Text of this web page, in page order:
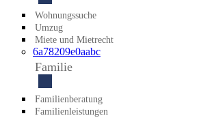
Wohnungssuche
Umzug
Miete und Mietrecht
6a78209e0aabc
Familie
Familienberatung
Familienleistungen